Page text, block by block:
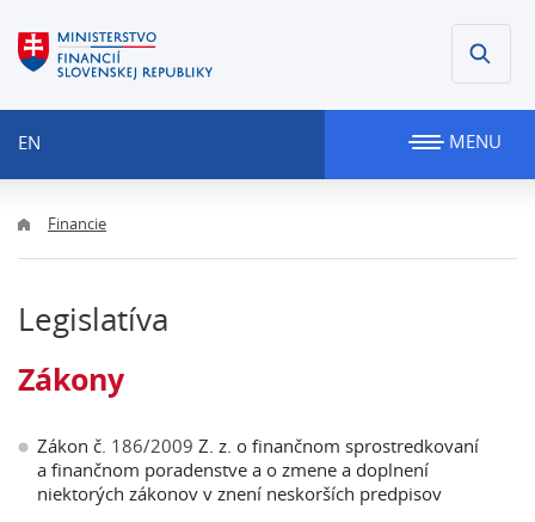
EN MENU
Financie
Legislatíva
Zákony
Zákon č. 186/2009 Z. z. o finančnom sprostredkovaní
a finančnom poradenstve a o zmene a doplnení
niektorých zákonov v znení neskorších predpisov